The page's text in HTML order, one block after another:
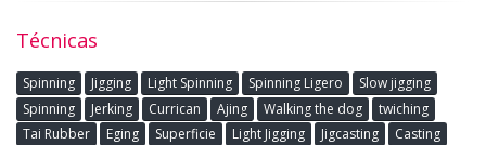
Técnicas
Spinning Jigging Light Spinning Spinning Ligero
Slow jigging
Spinning
Jerking Currican Ajing Walking the dog
twiching
Tai Rubber
Eging Superficie Light Jigging Jigcasting
Casting